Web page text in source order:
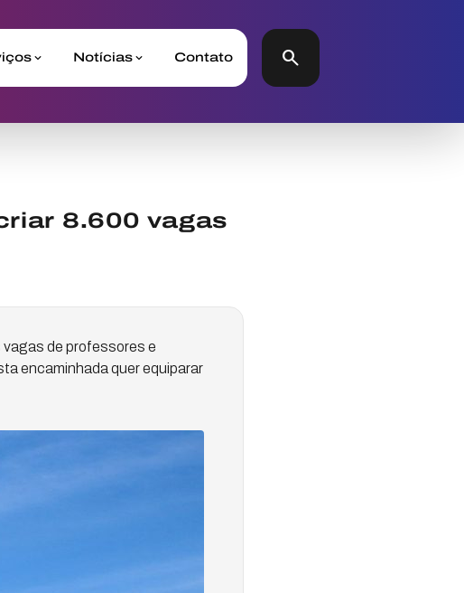
Notícias Contato search
8.600 vagas
vagas de professores e
encaminhada quer equiparar